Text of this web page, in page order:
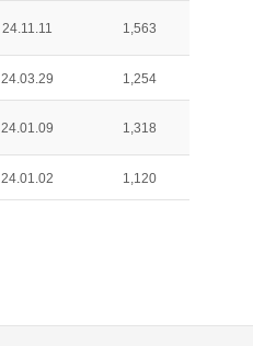
24.11.11 1,563
24.03.29 1,254
24.01.09 1,318
24.01.02 1,120